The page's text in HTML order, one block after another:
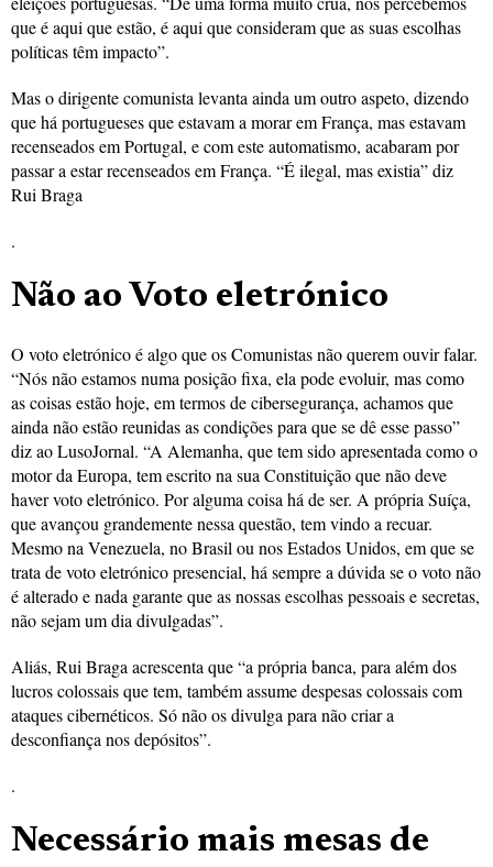
que é aqui que estão, é aqui que consideram que as suas escolhas
políticas têm impacto”.
Mas o dirigente comunista levanta ainda um outro aspeto, dizendo
que há portugueses que estavam a morar em França, mas estavam
recenseados em Portugal, e com este automatismo, acabaram por
passar a estar recenseados em França. “É ilegal, mas existia” diz
Rui Braga
.
Não ao Voto eletrónico
O voto eletrónico é algo que os Comunistas não querem ouvir falar.
“Nós não estamos numa posição fixa, ela pode evoluir, mas como
as coisas estão hoje, em termos de cibersegurança, achamos que
ainda não estão reunidas as condições para que se dê esse passo”
diz ao LusoJornal. “A Alemanha, que tem sido apresentada como o
motor da Europa, tem escrito na sua Constituição que não deve
haver voto eletrónico. Por alguma coisa há de ser. A própria Suíça,
que avançou grandemente nessa questão, tem vindo a recuar.
Mesmo na Venezuela, no Brasil ou nos Estados Unidos, em que se
trata de voto eletrónico presencial, há sempre a dúvida se o voto não
é alterado e nada garante que as nossas escolhas pessoais e secretas,
não sejam um dia divulgadas”.
Aliás, Rui Braga acrescenta que “a própria banca, para além dos
lucros colossais que tem, também assume despesas colossais com
ataques cibernéticos. Só não os divulga para não criar a
desconfiança nos depósitos”.
.
Necessário mais mesas de